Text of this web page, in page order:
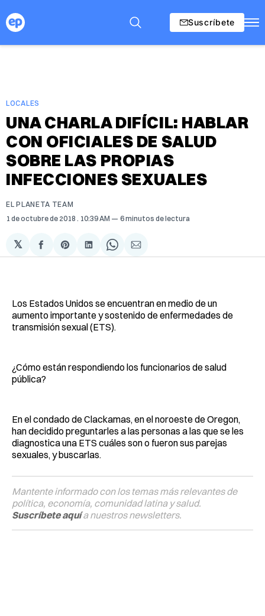
Suscríbete
LOCALES
UNA CHARLA DIFÍCIL: HABLAR
CON OFICIALES DE SALUD
SOBRE LAS PROPIAS
INFECCIONES SEXUALES
EL PLANETA TEAM
1 de octubre de 2018 . 10:39 AM 6 minutos de lectura
𝕏
Compartir
en
Share
on
Compartir
en
Share
on
Compartir
via
Los Estados Unidos se encuentran en medio de un
aumento importante y sostenido de enfermedades de
transmisión sexual (ETS).
¿Cómo están respondiendo los funcionarios de salud
pública?
En el condado de Clackamas, en el noroeste de Oregon,
han decidido preguntarles a las personas a las que se les
diagnostica una ETS cuáles son o fueron sus parejas
sexuales, y buscarlas.
Mantente informado con los temas más relevantes de
política, economía, comunidad latina y salud.
Suscríbete aquía nuestros newsletters.